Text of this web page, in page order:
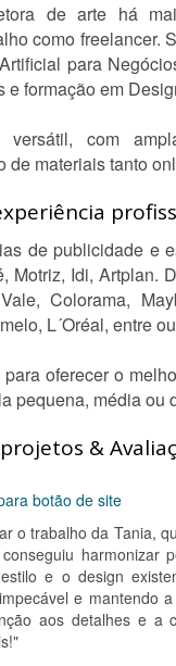
de arte há
como freelancer.
para
e formação em
com
de materiais tanto
de publicidade e
Motriz, Idi, Artplan.
Colorama,
L´Oréal, entre
oferecer o
pequena, média ou
&
botão de site
o trabalho da Tania,
harmonizar
e o design
e mantendo
aos detalhes e a